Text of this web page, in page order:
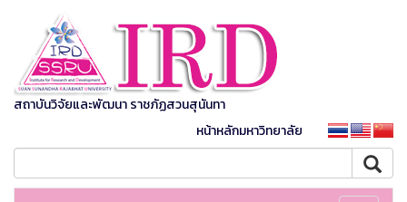
สถาบันวิจัยและพัฒนา ราชภัฏสวนสุนันทา
หน้าหลักมหาวิทยาลัย